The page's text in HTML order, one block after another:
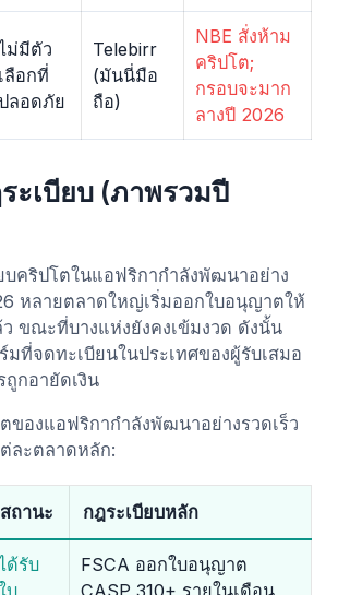
ม่มีตัว
เลือกที่
ปลอดภัย
Telebirr
(มันนี่มือ
ถือ)
NBE สั่งห้าม
คริปโต;
กรอบจะมาก
ลางปี 2026
ะเบียบ (ภาพรวมปี
บคริปโตในแอฟริกากำลังพัฒนาอย่าง
หลายตลาดใหญ่เริ่มออกใบอนุญาตให้
ขณะที่บางแห่งยังคงเข้มงวด ดังนั้น
ที่จดทะเบียนในประเทศของผู้รับเสมอ
ถูกอายัดเงิน
ของแอฟริกากำลังพัฒนาอย่างรวดเร็ว
ละตลาดหลัก:
สถานะ กฎระเบียบหลัก
ด้รับ
FSCA ออกใบอนุญาต